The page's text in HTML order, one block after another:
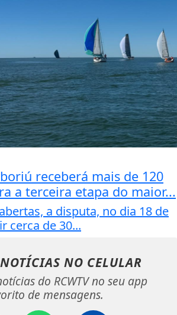
receberá mais de 120
a terceira etapa do maior...
a disputa, no dia 18 de
cerca de 30...
NO CELULAR
do RCWTV no seu app
de mensagens.